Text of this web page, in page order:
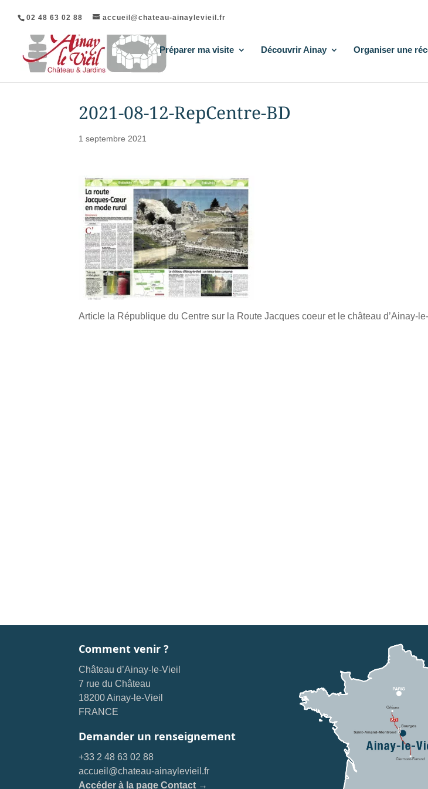
02 48 63 02 88 accueil@chateau-ainaylevieil.fr
Préparer ma visite Découvrir Ainay Organiser une
2021-08-12-RepCentre-BD
1 septembre 2021
Article la République du Centre sur la Route Jacques coeur et le château d’Ainay-
Comment venir ?
Château d’Ainay-le-Vieil
7 rue du Château
18200 Ainay-le-Vieil
FRANCE
Demander un renseignement
+33 2 48 63 02 88
accueil@chateau-ainaylevieil.fr
Accéder à la page Contact →